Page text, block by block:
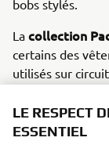
bobs stylés.
La collection
certains des
utilisés sur
casquettes et
et
LE RESPECT
ESSENTIEL